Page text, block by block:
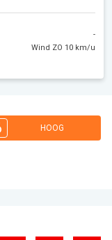
-
Wind ZO 10 km/u
HOOG